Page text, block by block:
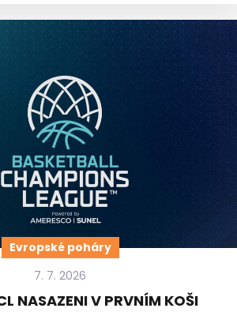
Evropské poháry
7. 7. 2026
NASAZENI V PRVNÍM KOŠI